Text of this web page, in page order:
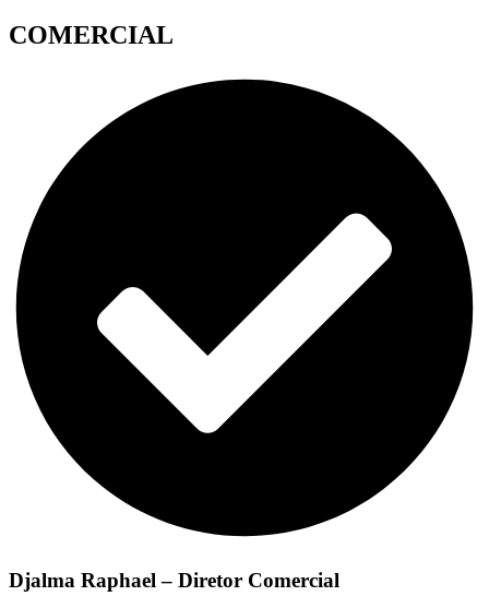
COMERCIAL
Djalma Raphael – Diretor Comercial